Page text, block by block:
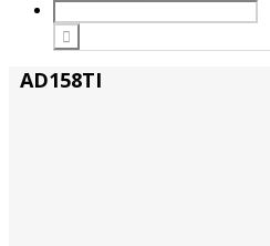
AD158TI